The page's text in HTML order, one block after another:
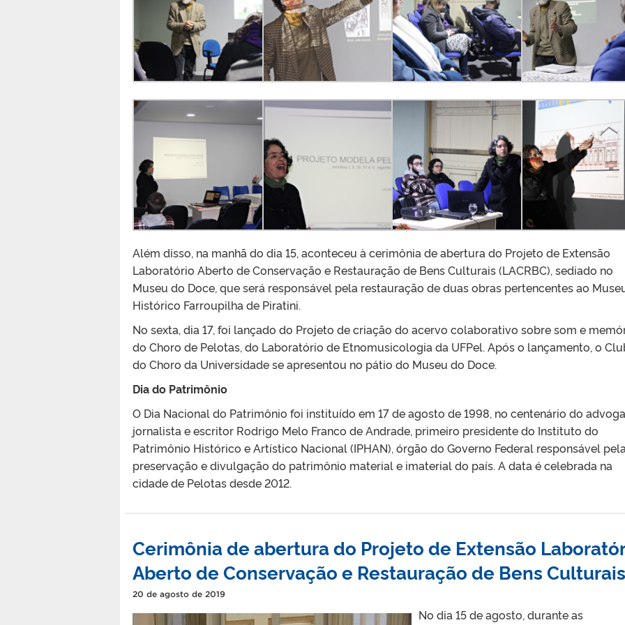
Além disso, na manhã do dia 15, aconteceu à cerimônia de abertura do Projeto de Extensão
Laboratório Aberto de Conservação e Restauração de Bens Culturais (LACRBC), sediado no
Museu do Doce, que será responsável pela restauração de duas obras pertencentes ao
Histórico Farroupilha de Piratini.
No sexta, dia 17, foi lançado do Projeto de criação do acervo colaborativo sobre som e
do Choro de Pelotas, do Laboratório de Etnomusicologia da UFPel. Após o lançamento, o
do Choro da Universidade se apresentou no pátio do Museu do Doce.
Dia do Patrimônio
O Dia Nacional do Patrimônio foi instituído em 17 de agosto de 1998, no centenário do
jornalista e escritor Rodrigo Melo Franco de Andrade, primeiro presidente do Instituto do
Patrimônio Histórico e Artístico Nacional (IPHAN), órgão do Governo Federal responsável
preservação e divulgação do patrimônio material e imaterial do país. A data é celebrada na
cidade de Pelotas desde 2012.
Cerimônia de abertura do Projeto de Extensão
Aberto de Conservação e Restauração de Bens Culturais
20 de agosto de 2019
No dia 15 de agosto, durante as